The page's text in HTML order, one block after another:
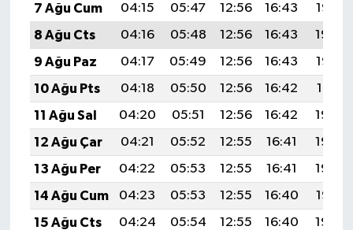
7 Ağu Cum
04:15 05:47 12:56 16:43
19:55
8 Ağu Cts
04:16 05:48 12:56 16:43
19:54
9 Ağu Paz
04:17 05:49 12:56 16:43
19:53
10 Ağu Pts
04:18 05:50 12:56 16:42
19:51
11 Ağu Sal
04:20 05:51 12:56 16:42
19:50
12 Ağu Çar
04:21 05:52 12:55 16:41
19:49
13 Ağu Per
04:22 05:53 12:55 16:41
19:48
14 Ağu Cum
04:23 05:53 12:55 16:40
19:47
15 Ağu Cts
04:24 05:54 12:55 16:40
19:46